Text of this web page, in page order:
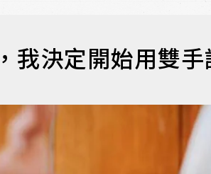
我決定開始用雙